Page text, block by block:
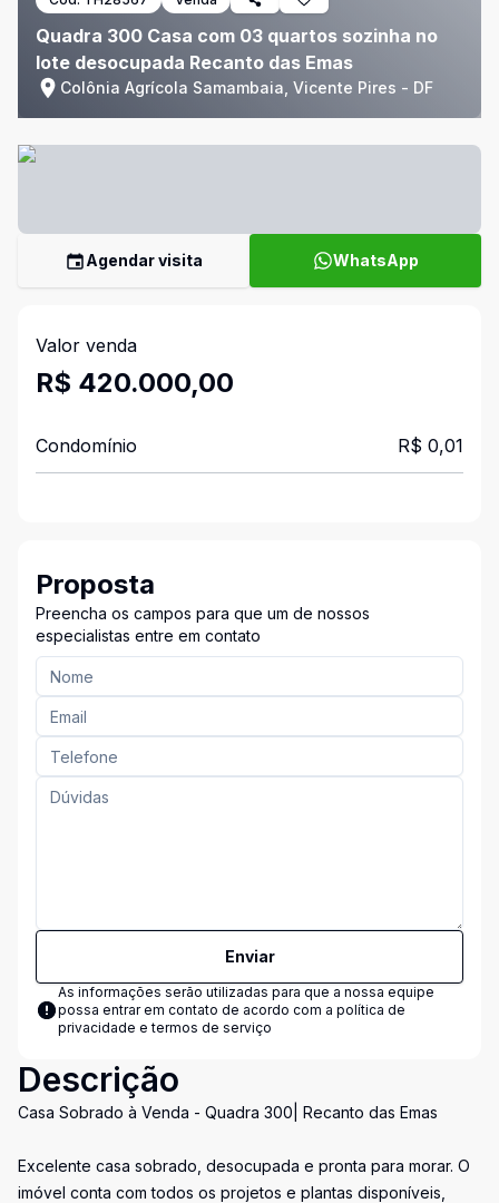
Quadra 300 Casa com 03 quartos sozinha no
lote desocupada Recanto das Emas
Colônia Agrícola Samambaia, Vicente Pires - DF
Agendar visita WhatsApp
Valor venda
R$ 420.000,00
Condomínio R$ 0,01
Proposta
Preencha os campos para que um de nossos
especialistas entre em contato
Enviar
As informações serão utilizadas para que a nossa equipe
possa entrar em contato de acordo com a política de
privacidade e termos de serviço
Descrição
Casa Sobrado à Venda - Quadra 300| Recanto das Emas
Excelente casa sobrado, desocupada e pronta para morar. O
imóvel conta com todos os projetos e plantas disponíveis,